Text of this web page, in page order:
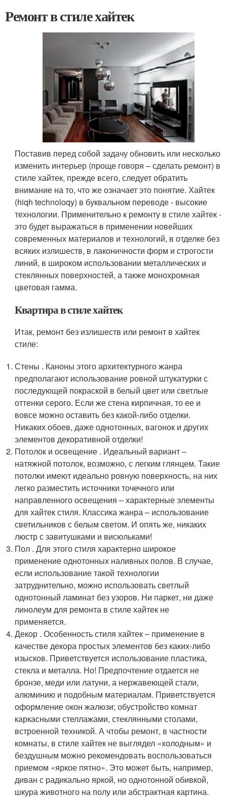
Ремонт в стиле хайтек
Поставив перед собой задачу обновить или несколько
изменить интерьер (проще говоря – сделать ремонт) в
стиле хайтек, прежде всего, следует обратить
внимание на то, что же означает это понятие. Хайтек
(hiqh technoloqy) в буквальном переводе - высокие
технологии. Применительно к ремонту в стиле хайтек -
это будет выражаться в применении новейших
современных материалов и технологий, в отделке без
всяких излишеств, в лаконичности форм и строгости
линий, в широком использовании металлических и
стеклянных поверхностей, а также монохромная
цветовая гамма.
Квартира в стиле хайтек
Итак, ремонт без излишеств или ремонт в хайтек
стиле:
Стены . Каноны этого архитектурного жанра
предполагают использование ровной штукатурки с
последующей покраской в белый цвет или светлые
оттенки серого. Если же стена кирпичная, то ее и
вовсе можно оставить без какой-либо отделки.
Никаких обоев, даже однотонных, вагонок и других
элементов декоративной отделки!
Потолок и освещение . Идеальный вариант –
натяжной потолок, возможно, с легким глянцем. Такие
потолки имеют идеально ровную поверхность, на них
легко разместить источники точечного или
направленного освещения – характерные элементы
для хайтек стиля. Классика жанра – использование
светильников с белым светом. И опять же, никаких
люстр с завитушками и висюльками!
Пол . Для этого стиля характерно широкое
применение однотонных наливных полов. В случае,
если использование такой технологии
затруднительно, можно использовать светлый
однотонный ламинат без узоров. Ни паркет, ни даже
линолеум для ремонта в стиле хайтек не
применяется.
Декор . Особенность стиля хайтек – применение в
качестве декора простых элементов без каких-либо
изысков. Приветствуется использование пластика,
стекла и металла. Но! Предпочтение отдается не
бронзе, меди или латуни, а нержавеющей стали,
алюминию и подобным материалам. Приветствуется
оформление окон жалюзи; обустройство комнат
каркасными стеллажами, стеклянными столами,
встроенной техникой. А чтобы ремонт, в частности
комнаты, в стиле хайтек не выглядел «холодным» и
бездушным можно рекомендовать воспользоваться
приемом «яркое пятно». Это может быть, например,
диван с радикально яркой, но однотонной обивкой,
шкура животного на полу или абстрактная картина.